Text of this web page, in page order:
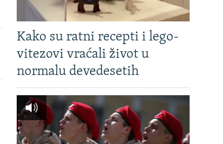
Kako su ratni recepti i lego-
vitezovi vraćali život u
normalu devedesetih